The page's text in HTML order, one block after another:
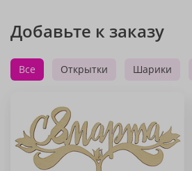
Добавьте к заказу
Все Открытки Шарики